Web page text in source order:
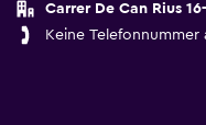
Carrer De Can Rius
Keine Telefonnummer